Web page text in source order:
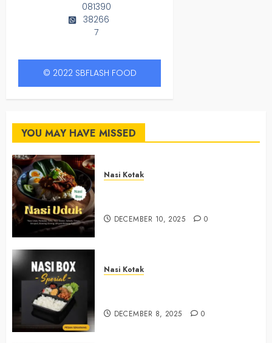
081390
38266
7
© 2022 SBFLASH FOOD
YOU MAY HAVE MISSED
Nasi Kotak
DECEMBER 10, 2025 0
Nasi Kotak
DECEMBER 8, 2025 0